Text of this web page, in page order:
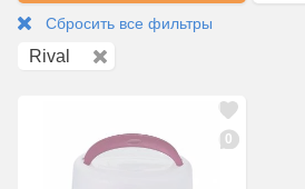
Сбросить все фильтры
Rival
0